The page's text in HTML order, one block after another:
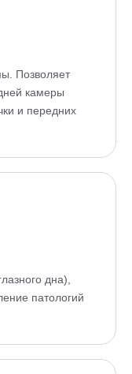
Позволяет
камеры
и передних
дна),
патологий